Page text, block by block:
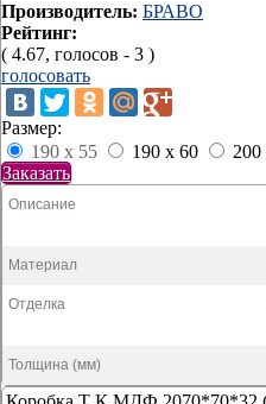
Производитель: БРАВО
Рейтинг:
( 4.67, голосов - 3 )
голосовать
Размер:
190 x 55
190 x 60 200
Заказать
Описание
Материал
Отделка
Толщина (мм)